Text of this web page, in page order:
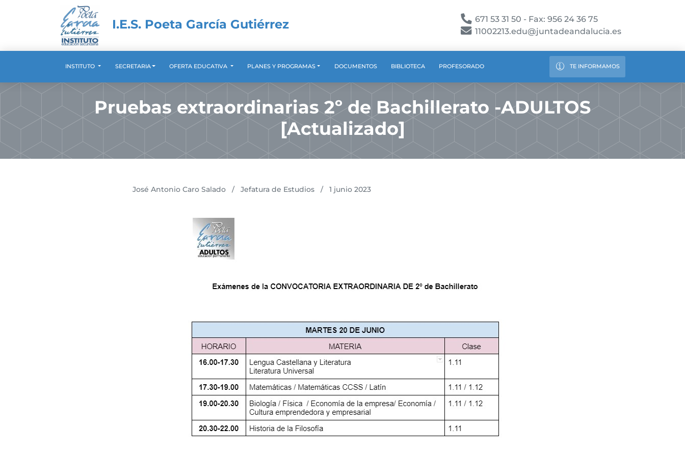
I.E.S. Poeta García Gutiérrez
671 53 31 50 - Fax: 956 24 36 75
11002213.edu@juntadeandalucia.es
INSTITUTO SECRETARIA OFERTA EDUCATIVA PLANES Y PROGRAMAS DOCUMENTOS BIBLIOTECA PROFESORADO TE INFORMAMOS
Pruebas extraordinarias 2º de Bachillerato -ADULTOS
[Actualizado]
José Antonio Caro Salado / Jefatura de Estudios / 1 junio 2023